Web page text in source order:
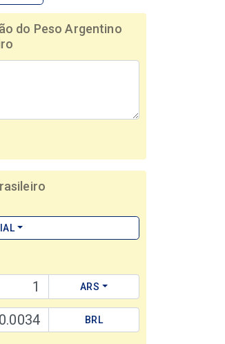
do Peso Argentino
ARS
BRL